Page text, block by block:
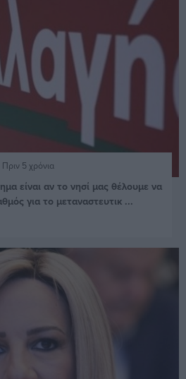
Πριν 5 χρόνια
είναι αν το νησί μας θέλουμε να
για το μεταναστευτικ ...